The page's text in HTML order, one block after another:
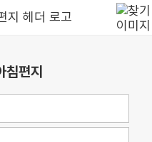
침편지